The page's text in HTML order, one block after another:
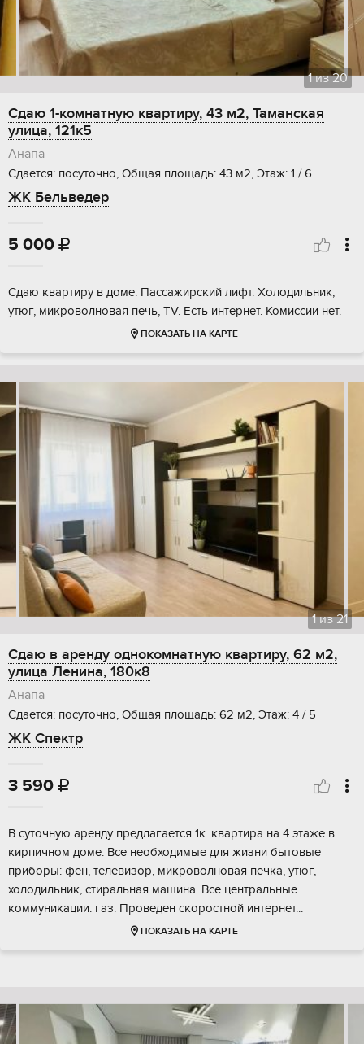
1из20
Сдаю 1-комнатную квартиру, 43 м2, Таманская
улица, 121к5
Анапа
Сдается: посуточно, Общая площадь: 43 м2, Этаж: 1 / 6
ЖК Бельведер
5 000 
Сдаю квартиру в доме. Пассажирский лифт. Холодильник,
утюг, микроволновая печь, TV. Есть интернет. Комиссии нет.
ПОКАЗАТЬ НА КАРТЕ
1из21
Сдаю в аренду однокомнатную квартиру, 62 м2,
улица Ленина, 180к8
Анапа
Сдается: посуточно, Общая площадь: 62 м2, Этаж: 4 / 5
ЖК Спектр
3 590 
В суточную аренду предлагается 1к. квартира на 4 этаже в
кирпичном доме. Все необходимые для жизни бытовые
приборы: фен, телевизор, микроволновая печка, утюг,
холодильник, стиральная машина. Все центральные
коммуникации: газ. Проведен скоростной интернет...
ПОКАЗАТЬ НА КАРТЕ